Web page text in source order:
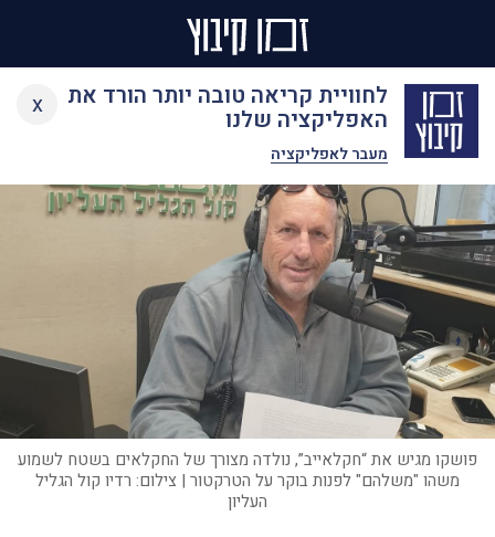
לחוויית קריאה טובה יותר הורד את
האפליקציה שלנו
מעבר לאפליקציה
x
Skip
content
פושקו מגיש את “חקלאייב”, נולדה מצורך של החקלאים בשטח לשמוע
משהו "משלהם" לפנות בוקר על הטרקטור | צילום: רדיו קול הגליל
העליון